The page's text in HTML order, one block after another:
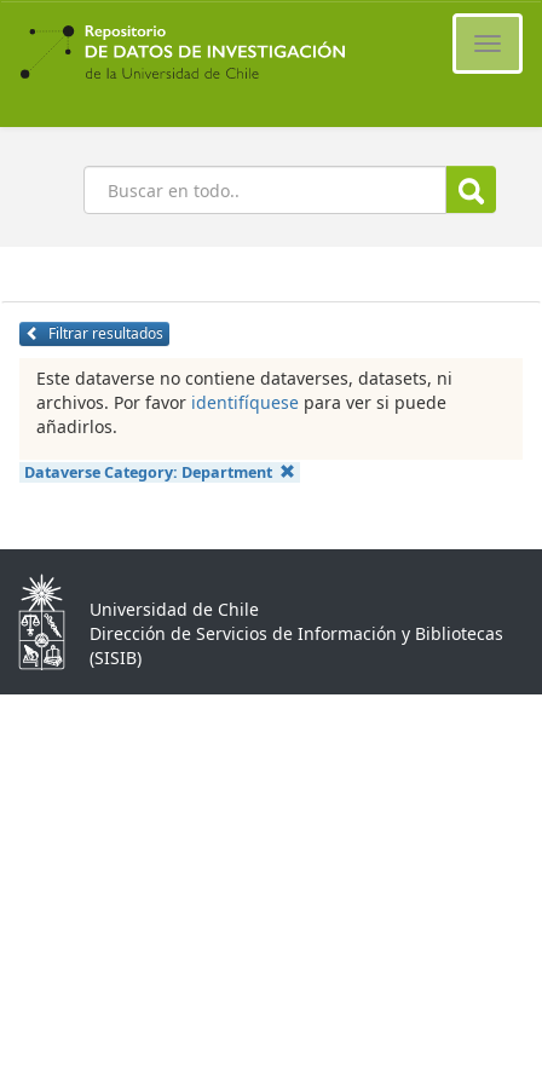
Ir
contenido
principal
Buscar
Filtrar resultados
Este dataverse no contiene dataverses, datasets, ni
archivos. Por favor identifíquese para ver si puede
añadirlos.
Dataverse Category: Department
Universidad de Chile
Dirección de Servicios de Información y Bibliotecas
(SISIB)